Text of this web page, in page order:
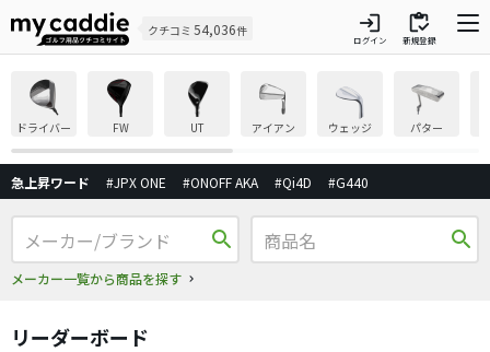
クチコミ 54,036件 login
ログイン
inventory
新規登録
ドライバー FW UT アイアン ウェッジ パター
急上昇ワード #JPX ONE #ONOFF AKA #Qi4D #G440
search
メーカー一覧から商品を探す
search
リーダーボード